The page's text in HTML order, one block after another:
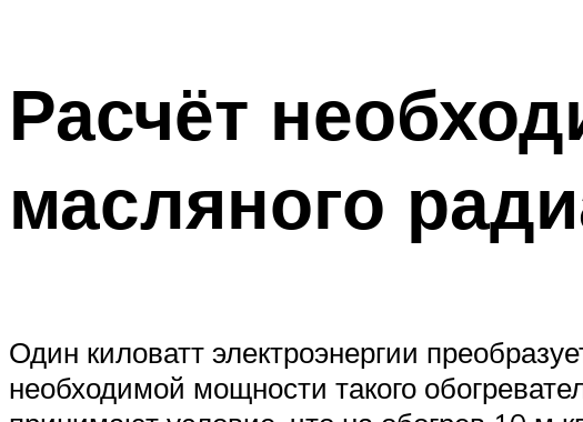
Расчёт
масляного
Один киловатт электроэнергии
необходимой мощности такого